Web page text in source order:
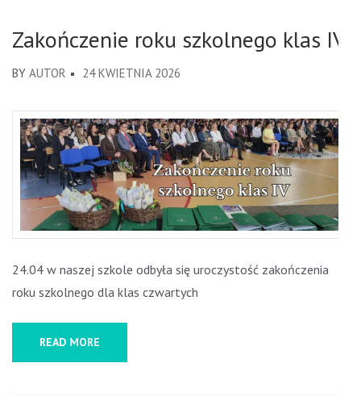
Zakończenie roku szkolnego klas IV
BY AUTOR 24 KWIETNIA 2026
24.04 w naszej szkole odbyła się uroczystość zakończenia
roku szkolnego dla klas czwartych
READ MORE